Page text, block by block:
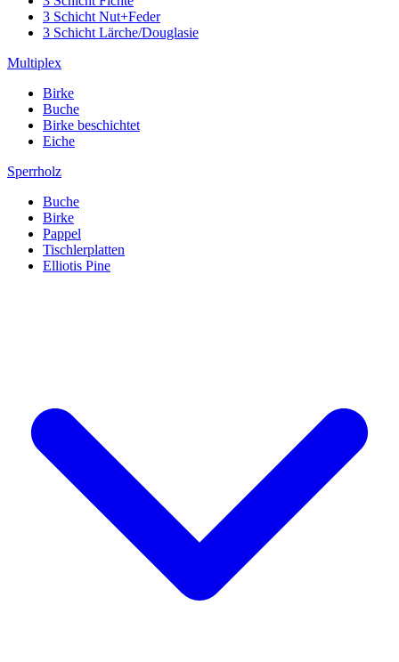
3 Schicht Nut+Feder
3 Schicht Lärche/Douglasie
Multiplex
Birke
Buche
Birke beschichtet
Eiche
Sperrholz
Buche
Birke
Pappel
Tischlerplatten
Elliotis Pine